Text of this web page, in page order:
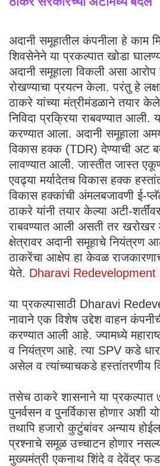
अदानी समूहातील कंपनीला हे काम
शिवसेनेने या प्रकल्पात खोडा
अदानी समूहाला विकली असा आरोप
रोखण्याचा प्रयत्न केला. परंतु हे
ठाकरे यांच्या मंत्रीमंडळाने तयार
निविदा प्रक्रिया राबवण्यात
करण्यात आला. अदानी समूहाला
विकास हक्क (TDR) देण्याची अट
लावण्यात आली. जास्तीत जास्त
एवढ्या मर्यादेतच विकास हक्क
विकास हक्कांची अंमलबजावणी ई-
ठाकरे यांनी तयार केल्या अटी-
राबवण्यात आली असती तर खरोखर
क्षेत्रावर अदानी समूहाचे नियंत्रण
ठाकरेंचा आक्षेप हा केवळ
येते. Dharavi Redevelopment
या प्रकल्पासाठी Dharavi
नावाने एक विशेष उद्देश वाहन
करण्यात आली आहे. ज्यामध्ये
व नियंत्रण आहे. त्या SPV कडे
असेल व त्यांच्याचकडे हस्तांतरणीय
तसेच ठाकरे शासनाने या
पुनर्वसन व पुनर्विकास होणार अशी
तथापि हजारो कुटुंबांवर अन्याय
प्रश्नाचे समूळ उच्चाटन होणार
मुख्यमंत्री एकनाथ शिंदे व देवेंद्र